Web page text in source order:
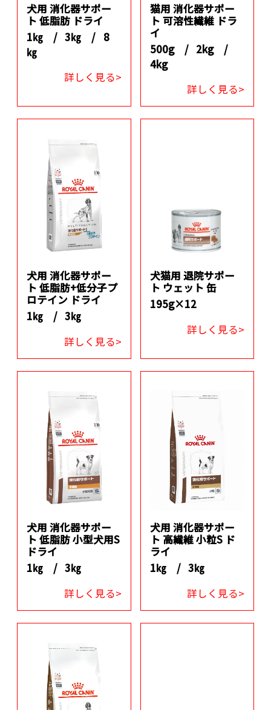
犬用 消化器サポー
ト 低脂肪 ドライ
1㎏ / 3㎏ / 8
㎏
詳しく見る>
猫用 消化器サポー
ト 可溶性繊維 ドラ
イ
500g / 2kg /
4kg
詳しく見る>
犬用 消化器サポー
ト 低脂肪+低分子プ
ロテイン ドライ
1㎏ / 3㎏
詳しく見る>
犬猫用 退院サポー
ト ウェット 缶
195g×12
詳しく見る>
犬用 消化器サポー
ト 低脂肪 小型犬用S
ドライ
1㎏ / 3㎏
詳しく見る>
犬用 消化器サポー
ト 高繊維 小粒S ド
ライ
1㎏ / 3㎏
詳しく見る>